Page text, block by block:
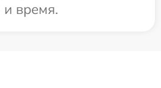
и время.